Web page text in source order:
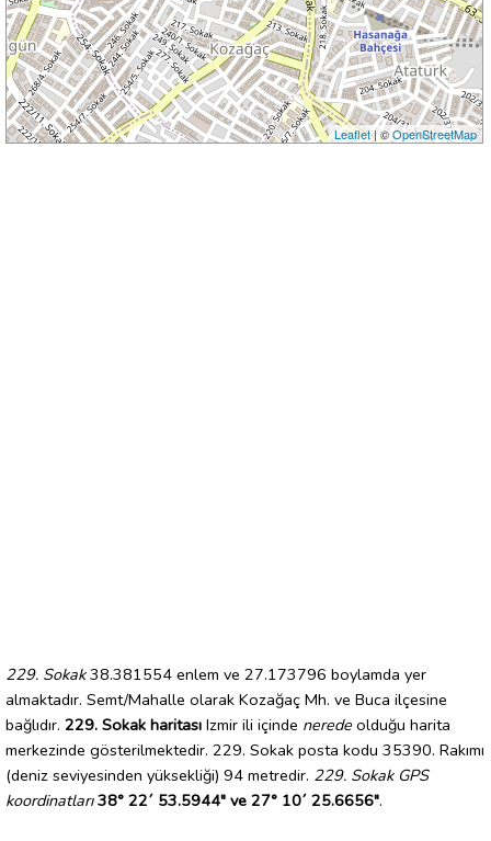
Leaflet| ©OpenStreetMap
229. Sokak38.381554 enlem ve 27.173796 boylamda yer
almaktadır. Semt/Mahalle olarak Kozağaç Mh. ve Buca ilçesine
bağlıdır. 229. Sokak haritası Izmir ili içinde nerede olduğu harita
merkezinde gösterilmektedir. 229. Sokak posta kodu 35390. Rakımı
(deniz seviyesinden yüksekliği) 94 metredir. 229. Sokak GPS
koordinatları 38° 22´ 53.5944" ve 27° 10´ 25.6656".